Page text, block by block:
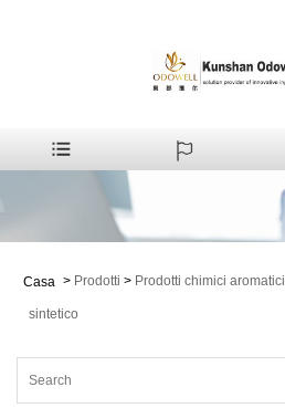
Casa > Prodotti > Prodotti chimici aromatici
sintetico